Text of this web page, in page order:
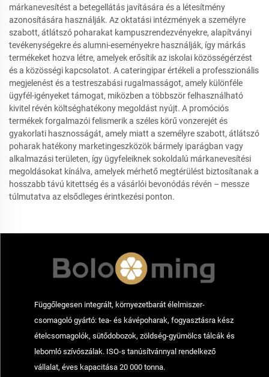
márkanevesítést a betegellátás javítására és a létesítmény
azonosítására használják. Az oktatási intézmények a személyre
szabott, átlátszó poharakat kampuszrendezvényekre, alapítványi
tevékenységekre és alumni-eseményekre használják, így márkás
termékeket hozva létre, amelyek erősítik az iskolai közösségérzést
és a közösségi kapcsolatot. A cateringipar értékeli a professzionális
megjelenést és a testreszabási rugalmasságot, amely különféle
ügyfél-igényeket támogat, miközben a többször felhasználható
kivitel révén költséghatékony megoldást nyújt. A promóciós
termékek forgalmazói felismerik a széles körű vonzerejét és
gyakorlati hasznosságát, amely miatt a személyre szabott, átlátszó
poharak hatékony marketingeszközök bármely iparágban vagy
alkalmazási területen, így ügyfeleiknek sokoldalú márkanevesítési
megoldásokat kínálva, amelyek mérhető megtérülést biztosítanak a
hosszabb távú kitettség és a vásárlói bevonódás révén – messze
túlmutatva az elsődleges érintkezési ponton.
Függőlegesen integrált, környezetbarát élelmiszer-
csomagoló gyártó: tea- és kávépoharak, fogyasztásra kész
ételcsomagolók, sütődobozok, zöldség-gyümölcs tálcák és
lebomló szívószálak. ISO-s tanúsítvánnyal rendelkező
vállalat, éves kapacitása 20 000 tonna.